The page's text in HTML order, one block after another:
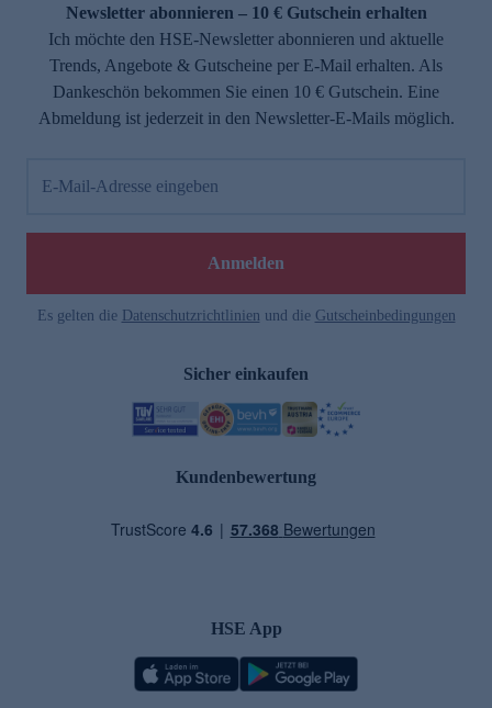
Newsletter abonnieren – 10 € Gutschein erhalten
Ich möchte den HSE-Newsletter abonnieren und aktuelle
Trends, Angebote & Gutscheine per E-Mail erhalten. Als
Dankeschön bekommen Sie einen 10 € Gutschein. Eine
Abmeldung ist jederzeit in den Newsletter-E-Mails möglich.
E-Mail-Adresse eingeben
Anmelden
Es gelten die Datenschutzrichtlinien und die Gutscheinbedingungen
Sicher einkaufen
Kundenbewertung
HSE App